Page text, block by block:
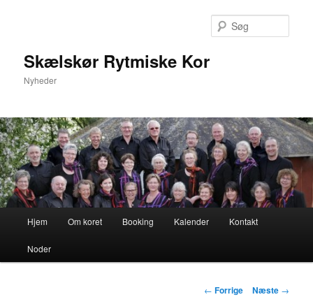
Skælskør Rytmiske Kor
Nyheder
Hjem Om koret Booking Kalender Kontakt
Noder
Indlægsnavigation
← Forrige Næste →